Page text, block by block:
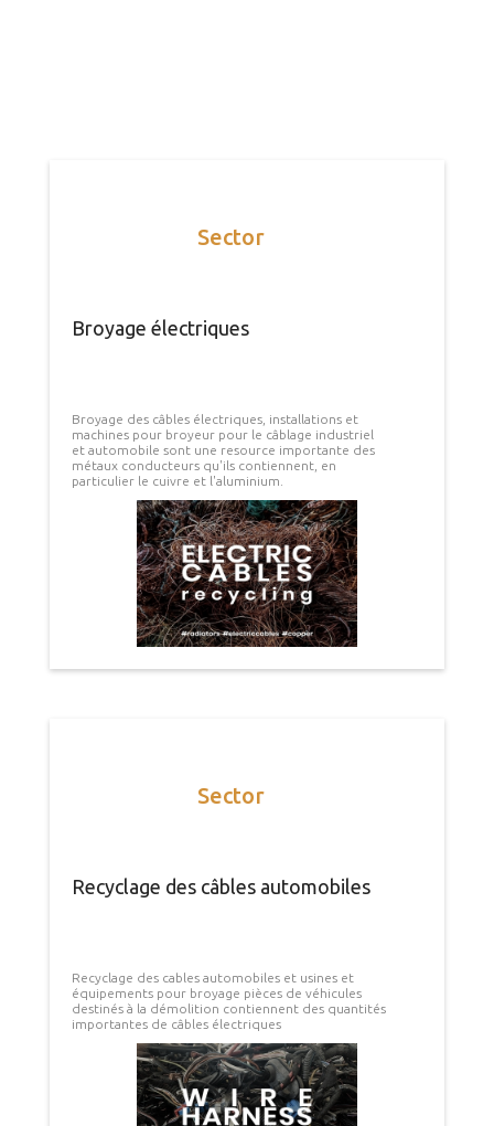
Sector
Broyage électriques
Broyage des câbles électriques, installations et
machines pour broyeur pour le câblage industriel
et automobile sont une resource importante des
métaux conducteurs qu'ils contiennent, en
particulier le cuivre et l'aluminium.
Sector
Recyclage des câbles automobiles
Recyclage des cables automobiles et usines et
équipements pour broyage pièces de véhicules
destinés à la démolition contiennent des quantités
importantes de câbles électriques